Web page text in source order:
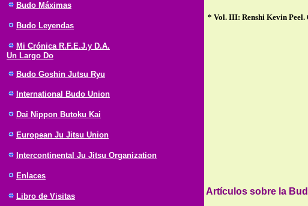
Budo Máximas
Budo Leyendas
Mi Crónica R.F.E.J.y D.A.
Un Largo Do
Budo Goshin Jutsu Ryu
International Budo Union
Dai Nippon Butoku Kai
European Ju Jitsu Union
Intercontinental Ju Jitsu Organization
Enlaces
Libro de Visitas
* Vol. III: Renshi Kevin Peel.
Artículos sobre la